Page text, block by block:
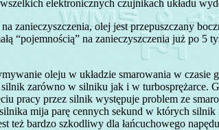
elektronicznych czujnikach układu
zanieczyszczenia, olej jest przepuszczany
“pojemnością” na zanieczyszczenia już po
oleju w układzie smarowania w
zarówno w silniku jak i w
pracy przez silnik występuje problem ze
mija parę cennych sekund w których
też bardzo szkodliwy dla łańcuchowego